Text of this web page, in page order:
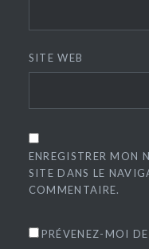
SITE WEB
ENREGISTRER MON
SITE DANS LE
COMMENTAIRE.
PRÉVENEZ-MOI